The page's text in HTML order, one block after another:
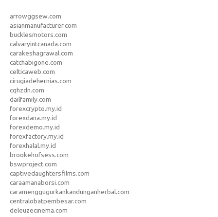
arrowggsew.com
asianmanufacturer.com
bucklesmotors.com
calvaryintcanada.com
carakeshagrawal.com
catchabigone.com
celticaweb.com
cirugiadehernias.com
cqhzdn.com
dailfamily.com
forexcrypto.my.id
forexdana.my.id
forexdemo.my.id
forexfactory.my.id
forexhalal.my.id
brookehofsess.com
bswproject.com
captivedaughtersfilms.com
caraamanaborsi.com
caramenggugurkankandunganherbal.com
centralobatpembesar.com
deleuzecinema.com